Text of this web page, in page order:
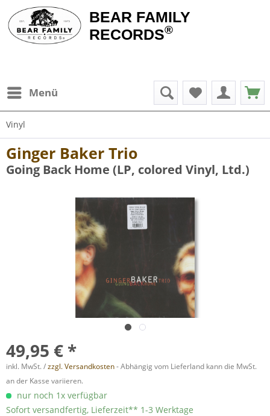
BEAR FAMILY
RECORDS®
Menü
Vinyl
Ginger Baker Trio
Going Back Home (LP, colored Vinyl, Ltd.)
49,95 € *
inkl. MwSt. /zzgl. Versandkosten- Abhängig vom Lieferland kann die MwSt.
an der Kasse variieren.
nur noch 1x verfügbar
Sofort versandfertig, Lieferzeit** 1-3 Werktage